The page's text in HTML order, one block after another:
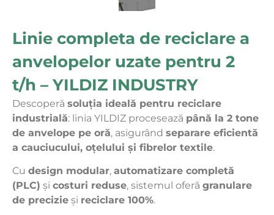
Linie completa de reciclare a
anvelopelor uzate pentru 2
t/h – YILDIZ INDUSTRY
Descoperă soluția ideală pentru reciclare
industrială: linia YILDIZ procesează până la 2 tone
de anvelope pe oră, asigurând separare eficientă
a cauciucului, oțelului și fibrelor textile.
Cu design modular, automatizare completă
(PLC) și costuri reduse, sistemul oferă granulare
de precizie și reciclare 100%.